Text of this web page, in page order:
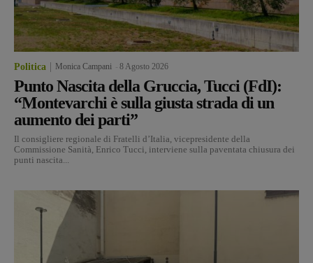
Politica Monica Campani 8 Agosto 2026
Punto Nascita della Gruccia, Tucci (FdI):
“Montevarchi è sulla giusta strada di un
aumento dei parti”
Il consigliere regionale di Fratelli d’Italia, vicepresidente della
Commissione Sanità, Enrico Tucci, interviene sulla paventata chiusura dei
punti nascita...